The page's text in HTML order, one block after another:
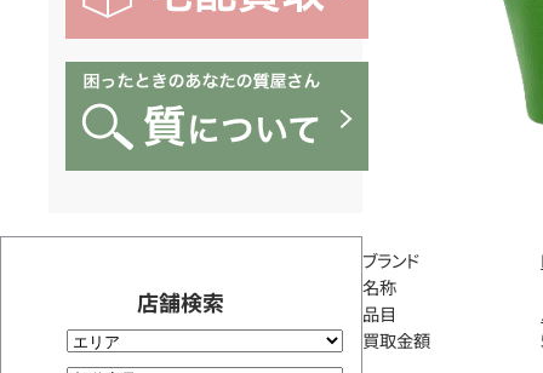
店舗検索
ブランド
名称
品目
買取金額